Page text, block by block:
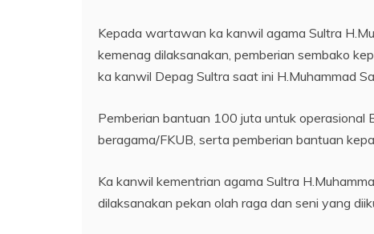
Kepada wartawan ka kanwil agama Sultra
kemenag dilaksanakan, pemberian sembako
ka kanwil Depag Sultra saat ini H.Muhammad
Pemberian bantuan 100 juta untuk operasional
beragama/FKUB, serta pemberian bantuan
Ka kanwil kementrian agama Sultra
dilaksanakan pekan olah raga dan seni yang